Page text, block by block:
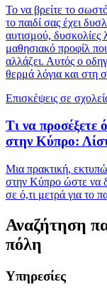
Το να βρείτε το
το παιδί σας έχει
αυτισμού, δυσκολίες
μαθησιακό προφίλ
αλλάζει. Αυτός ο
θερμά λόγια και στη
Επισκέψεις σε
Τι να προσέξετε
στην Κύπρο:
Μια πρακτική,
στην Κύπρο ώστε να
σε ό,τι μετρά για το
Αναζήτηση
πόλη
Υπηρεσίες